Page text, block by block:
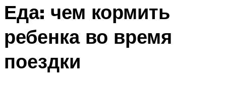
Еда: чем кормить
ребенка во время
поездки